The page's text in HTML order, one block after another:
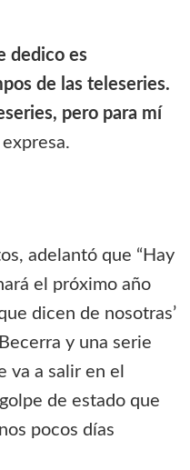
dedico es
de las teleseries.
pero para mí
expresa.
adelantó que “Hay
el próximo año
dicen de nosotras’
y una serie
va a salir en el
de estado que
pocos días